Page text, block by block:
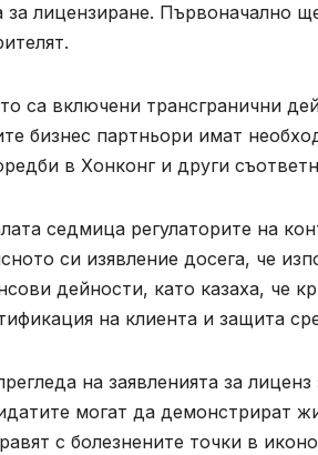
за лицензиране. Първоначално
са включени трансгранични
бизнес партньори имат
в Хонконг и други
седмица регулаторите на
си изявление досега, че
дейности, като казаха, че
на клиента и защита
на заявленията за
могат да демонстрират
с болезнените точки в